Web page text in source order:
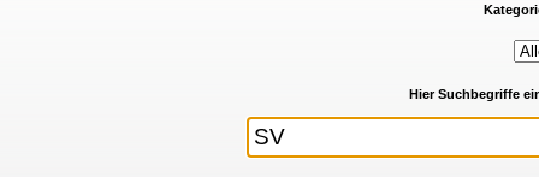
Hier Suchbegriffe